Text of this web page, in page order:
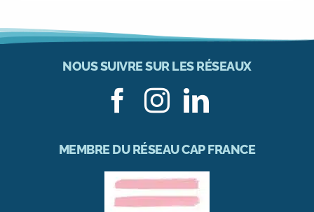
NOUS SUIVRE SUR LES RÉSEAUX
MEMBRE DU RÉSEAU CAP FRANCE